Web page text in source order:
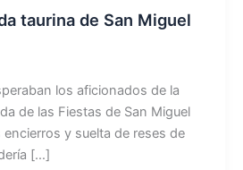
taurina de San Miguel
los aficionados de la
de las Fiestas de San Miguel
y suelta de reses de
[…]